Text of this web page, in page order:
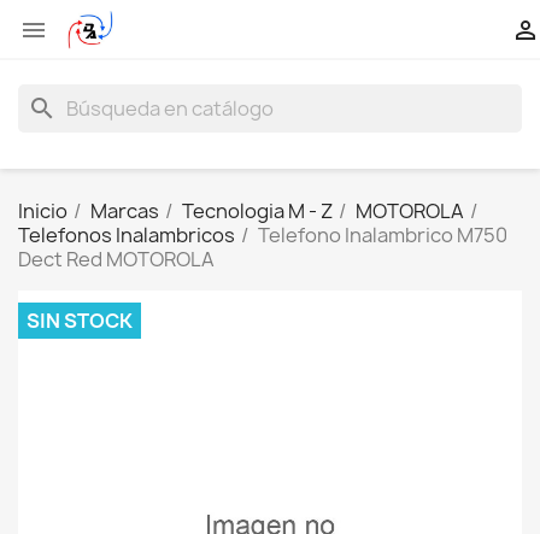
 
search
Inicio Marcas Tecnologia M - Z
MOTOROLA
Telefonos Inalambricos
Telefono Inalambrico M750
Dect Red MOTOROLA
SIN STOCK